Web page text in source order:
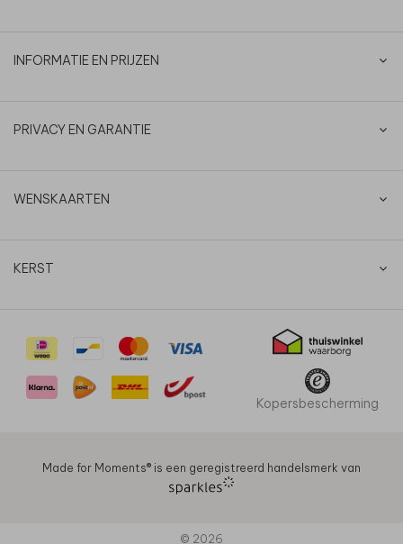
INFORMATIE EN PRIJZEN
PRIVACY EN GARANTIE
WENSKAARTEN
KERST
Kopersbescherming
Made for Moments®️ is een geregistreerd handelsmerk van
© 2026